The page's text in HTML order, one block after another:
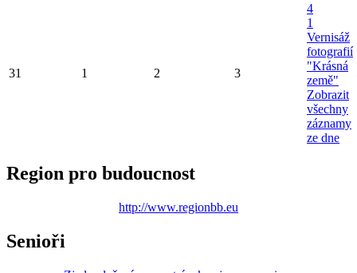
31 1 2 3
4
1
Vernisáž
fotografií
"Krásná
země"
Zobrazit
všechny
záznamy
ze dne
Region pro budoucnost
http://www.regionbb.eu
Senioři